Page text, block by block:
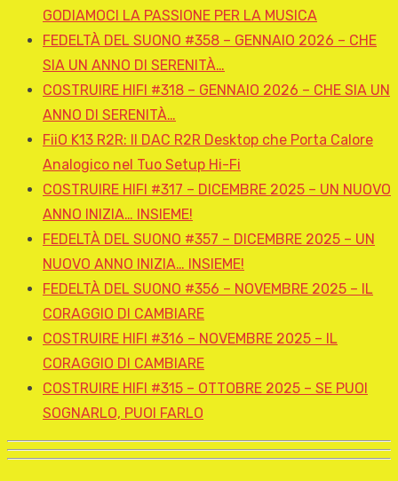
GODIAMOCI LA PASSIONE PER LA MUSICA
FEDELTÀ DEL SUONO #358 – GENNAIO 2026 – CHE
SIA UN ANNO DI SERENITÀ…
COSTRUIRE HIFI #318 – GENNAIO 2026 – CHE SIA UN
ANNO DI SERENITÀ…
FiiO K13 R2R: Il DAC R2R Desktop che Porta Calore
Analogico nel Tuo Setup Hi-Fi
COSTRUIRE HIFI #317 – DICEMBRE 2025 – UN NUOVO
ANNO INIZIA… INSIEME!
FEDELTÀ DEL SUONO #357 – DICEMBRE 2025 – UN
NUOVO ANNO INIZIA… INSIEME!
FEDELTÀ DEL SUONO #356 – NOVEMBRE 2025 – IL
CORAGGIO DI CAMBIARE
COSTRUIRE HIFI #316 – NOVEMBRE 2025 – IL
CORAGGIO DI CAMBIARE
COSTRUIRE HIFI #315 – OTTOBRE 2025 – SE PUOI
SOGNARLO, PUOI FARLO